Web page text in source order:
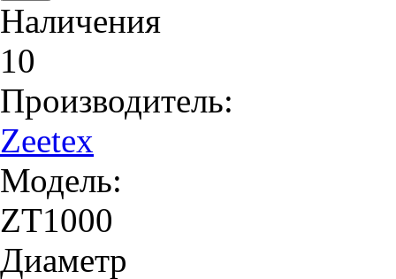
Наличения
10
Производитель:
Zeetex
Модель:
ZT1000
Диаметр